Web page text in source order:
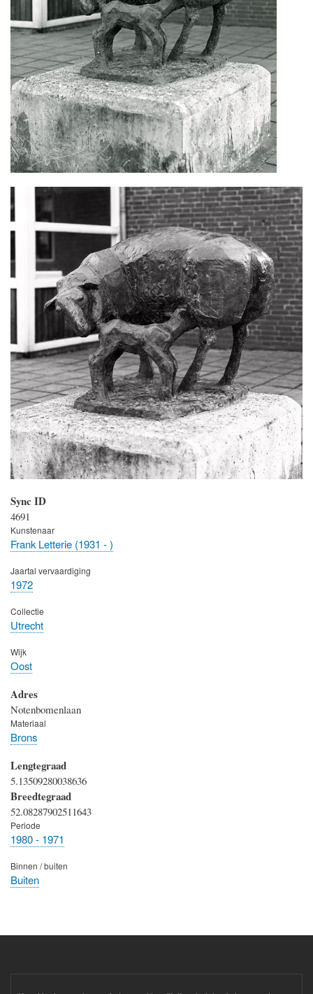
Sync ID
4691
Kunstenaar
Frank Letterie (1931 - )
Jaartal vervaardiging
1972
Collectie
Utrecht
Wijk
Oost
Adres
Notenbomenlaan
Materiaal
Brons
Lengtegraad
5.13509280038636
Breedtegraad
52.08287902511643
Periode
1980 - 1971
Binnen / buiten
Buiten